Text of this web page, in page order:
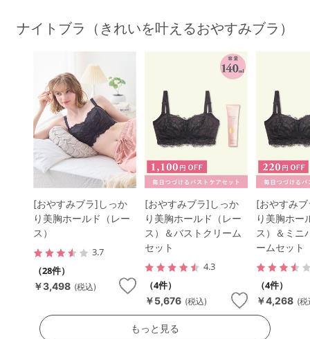
ナイトブラ（きれいを叶えるおやすみブラ）
[おやすみブラ]しっか
り美胸ホールド（レー
ス）
3.7
（28件）
￥3,498 (税込)
[おやすみブラ]しっか
り美胸ホールド（レー
ス）＆バストクリーム
セット
4.3
（4件）
￥5,676 (税込)
[おやすみ
り美胸ホー
ス）＆ミニ
ームセット
（4件）
￥4,268 (
もっと見る